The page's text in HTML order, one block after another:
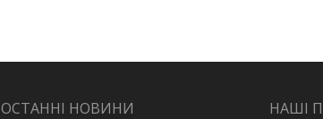
ОСТАННІ НОВИНИ НАШІ